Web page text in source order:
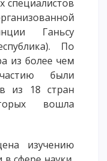
специалистов
Ганьсу
По
из более чем
были
из 18 стран
вошла
изучению